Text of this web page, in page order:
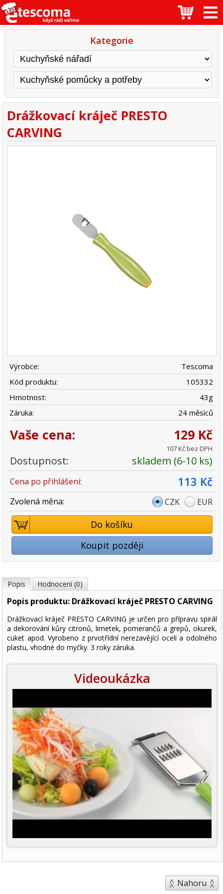
Kategorie
Drážkovací kráječ PRESTO
CARVING
Výrobce:
Tescoma
Kód produktu:
105332
Hmotnost:
43g
Záruka:
24 měsíců
Vaše cena: 129 Kč
107 Kč bez DPH
Dostupnost: skladem (6-10 ks)
Cena po přihlášení: 113 Kč
Zvolená měna: CZK EUR
Do košíku
Koupit později
Popis Hodnocení (0)
Popis produktu: Drážkovací kráječ PRESTO CARVING
Drážkovací kráječ PRESTO CARVING je určen pro přípravu spirál
a dekorování kůry citronů, limetek, pomerančů a grepů, okurek,
cuket apod. Vyrobeno z prvotřídní nerezavějící oceli a odolného
plastu, vhodné do myčky. 3 roky záruka.
Videoukázka
Nahoru